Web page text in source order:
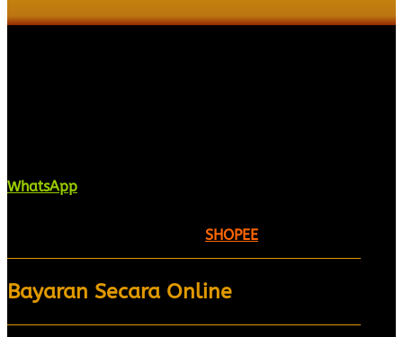
WhatsApp
SHOPEE
Bayaran Secara Online